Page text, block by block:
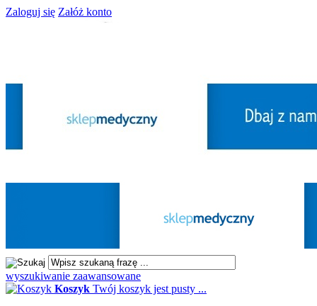
Zaloguj się Załóż konto
wyszukiwanie zaawansowane
Koszyk Twój koszyk jest pusty ...